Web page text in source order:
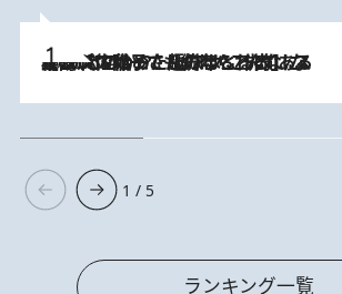
2026.8.5
【阿川佐和子さんの年とる力】なぜ70代で始めた趣味は“こんなに楽しい”のか？ ピアノ、俳句…スランプに陥っても続けられる“ある秘訣”とは
1 / 5
ランキング一覧